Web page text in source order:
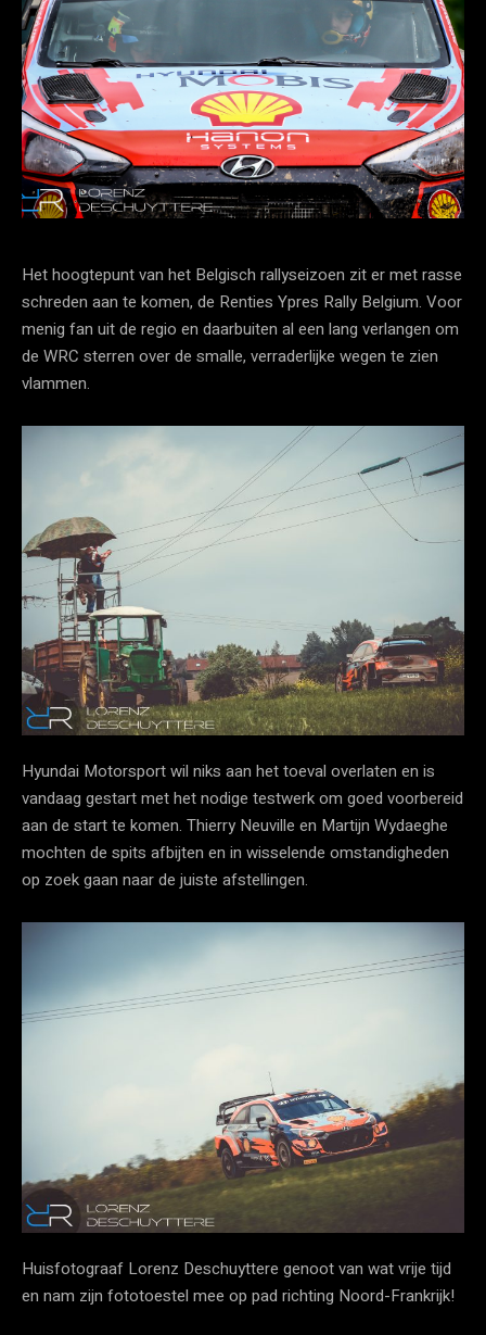
Het hoogtepunt van het Belgisch rallyseizoen zit er met rasse
schreden aan te komen, de Renties Ypres Rally Belgium. Voor
menig fan uit de regio en daarbuiten al een lang verlangen om
de WRC sterren over de smalle, verraderlijke wegen te zien
vlammen.
Hyundai Motorsport wil niks aan het toeval overlaten en is
vandaag gestart met het nodige testwerk om goed voorbereid
aan de start te komen. Thierry Neuville en Martijn Wydaeghe
mochten de spits afbijten en in wisselende omstandigheden
op zoek gaan naar de juiste afstellingen.
Huisfotograaf Lorenz Deschuyttere genoot van wat vrije tijd
en nam zijn fototoestel mee op pad richting Noord-Frankrijk!